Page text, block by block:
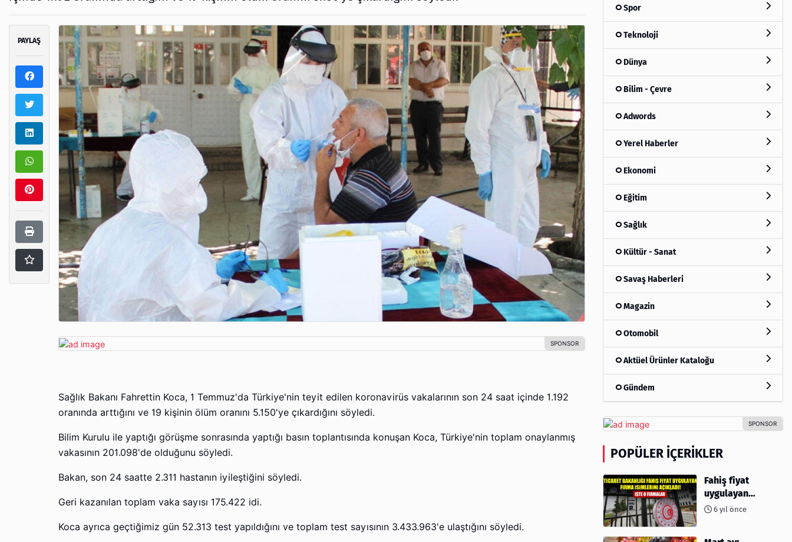
PAYLAŞ
Sağlık Bakanı Fahrettin Koca, 1 Temmuz'da Türkiye'nin teyit edilen koronavirüs vakalarının son 24 saat içinde 1.192
oranında arttığını ve 19 kişinin ölüm oranını 5.150'ye çıkardığını söyledi.
Bilim Kurulu ile yaptığı görüşme sonrasında yaptığı basın toplantısında konuşan Koca, Türkiye'nin toplam onaylanmış
vakasının 201.098'de olduğunu söyledi.
Bakan, son 24 saatte 2.311 hastanın iyileştiğini söyledi.
Geri kazanılan toplam vaka sayısı 175.422 idi.
Koca ayrıca geçtiğimiz gün 52.313 test yapıldığını ve toplam test sayısının 3.433.963'e ulaştığını söyledi.
Spor
Teknoloji
Dünya
Bilim - Çevre
Adwords
Yerel Haberler
Ekonomi
Eğitim
Sağlık
Kültür - Sanat
Savaş Haberleri
Magazin
Otomobil
Aktüel Ürünler Kataloğu
Gündem
POPÜLER İÇERIKLER
Fahiş fiyat
uygulayan
firmalar açıklandı
6 yıl önce